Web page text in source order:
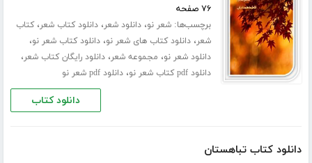
۷۶ صفحه
برچسب‌ها:شعر نو،دانلود شعر،دانلود کتاب شعر،کتاب
شعر،دانلود کتاب های شعر نو،دانلود کتاب شعر نو،
دانلود شعر نو، مجموعه شعر،دانلود رایگان کتاب شعر،
دانلود pdf کتاب شعر نو ،دانلود pdf شعر نو
دانلود کتاب
دانلود کتاب تباهستان